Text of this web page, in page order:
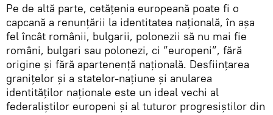
Pe de altă parte, cetățenia europeană poate fi o
capcană a renunțării la identitatea națională, în așa
fel încât românii, bulgarii, polonezii să nu mai fie
români, bulgari sau polonezi, ci ”europeni”, fără
origine și fără apartenență națională. Desființarea
granițelor și a statelor-națiune și anularea
identităților naționale este un ideal vechi al
federaliștilor europeni și al tuturor progresiștilor din